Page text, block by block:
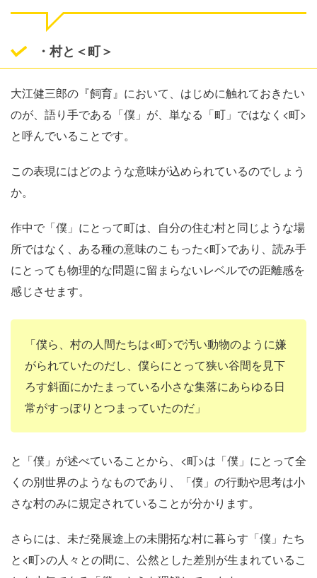
・村と＜町＞
大江健三郎の『飼育』において、はじめに触れておきたい
のが、語り手である「僕」が、単なる「町」ではなく<町>
と呼んでいることです。
この表現にはどのような意味が込められているのでしょう
か。
作中で「僕」にとって町は、自分の住む村と同じような場
所ではなく、ある種の意味のこもった<町>であり、読み手
にとっても物理的な問題に留まらないレベルでの距離感を
感じさせます。
「僕ら、村の人間たちは<町>で汚い動物のように嫌
がられていたのだし、僕らにとって狭い谷間を見下
ろす斜面にかたまっている小さな集落にあらゆる日
常がすっぽりとつまっていたのだ」
と「僕」が述べていることから、<町>は「僕」にとって全
くの別世界のようなものであり、「僕」の行動や思考は小
さな村のみに規定されていることが分かります。
さらには、未だ発展途上の未開拓な村に暮らす「僕」たち
と<町>の人々との間に、公然とした差別が生まれているこ